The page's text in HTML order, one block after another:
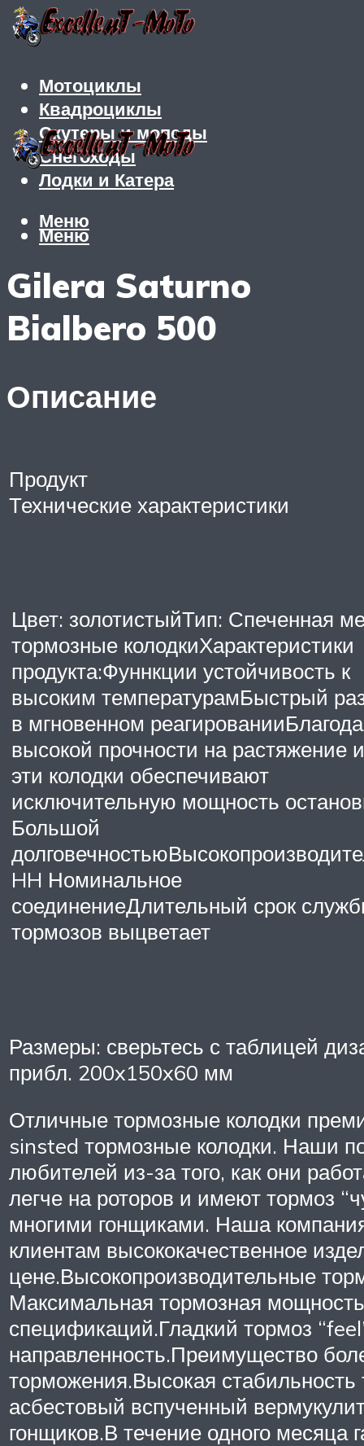
Мотоциклы
Квадроциклы
Скутеры и мопеды
Снегоходы
Лодки и Катера
Меню
Меню
Gilera Saturno
Bialbero 500
Описание
Продукт
Технические характеристики
Цвет: золотистыйТип: Спеченная
тормозные колодкиХарактеристики
продукта:Фуннкции устойчивость к
высоким температурамБыстрый
в мгновенном
высокой прочности на растяжение
эти колодки обеспечивают
исключительную мощность
Большой
HH Номинальное
соединениеДлительный срок
тормозов выцветает
Размеры: сверьтесь с таблицей
прибл. 200x150x60 мм
Отличные тормозные колодки
sinsted тормозные колодки. Наши
любителей из-за того, как они
легче на роторов и имеют тормоз
многими гонщиками. Наша
клиентам высококачественное
цене.Высокопроизводительные
Максимальная тормозная
спецификаций.Гладкий тормоз
направленность.Преимущество
торможения.Высокая
асбестовый вспученный
гонщиков.В течение одного месяца